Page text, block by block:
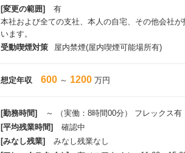
[変更の範囲]
有
本社および全ての支社、本人の自宅、その他会社
います。
受動喫煙対策
屋内禁煙(屋内喫煙可能場所有)
想定年収 600 ～ 1200 万円
[勤務時間]
～ （実働：8時間00分） フレックス
[平均残業時間]
確認中
[みなし残業]
みなし残業なし